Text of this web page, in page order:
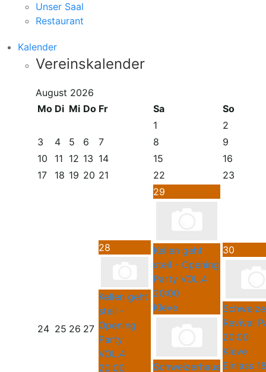
Unser Saal
Restaurant
Kalender
Vereinskalender
August 2026
Mo Di Mi Do Fr Sa
So
1
2
3
4 5 6 7 8
9
10
11 12 13 14 15
16
17
18 19 20 21 22 23
24 25 26 27
28
Kellen geht
steil -
Opening
Party
VOL.4
20:00
29
Kellen geht
steil - Opening
Party VOL.4
20:00
Kleve
Schweizerhaus
30
Revival
20:00
Kleve
Einlass